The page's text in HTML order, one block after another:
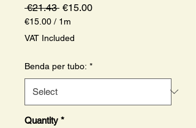
€21.43 Regular
Price
€15.00Sale
€15.00 / 1m
€15.00
per
Meter
VAT Included
Benda per tubo: *
Quantity *